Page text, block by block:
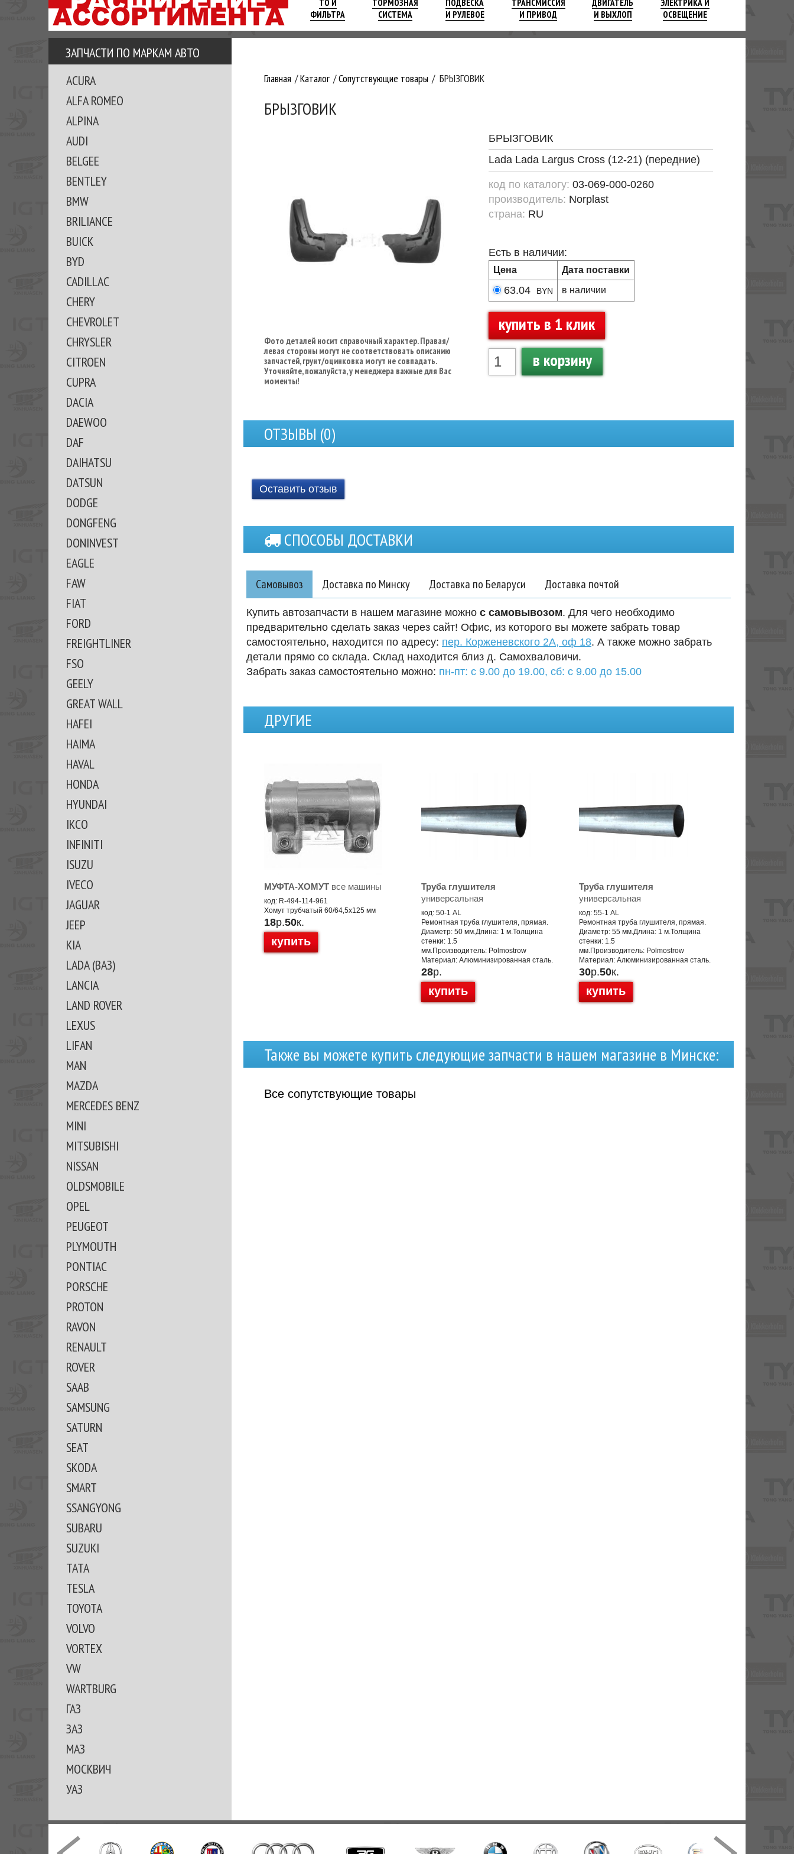
ТО И
ФИЛЬТРА
ТОРМОЗНАЯ
СИСТЕМА
ПОДВЕСКА
И РУЛЕВОЕ
ТРАНСМИССИЯ
И ПРИВОД
ДВИГАТЕЛЬ
И ВЫХЛОП
ЭЛЕКТРИКА И
ОСВЕЩЕНИЕ
ЗАПЧАСТИ ПО МАРКАМ АВТО
ACURA
ALFA ROMEO
ALPINA
AUDI
BELGEE
BENTLEY
BMW
BRILIANCE
BUICK
BYD
CADILLAC
CHERY
CHEVROLET
CHRYSLER
CITROEN
CUPRA
DACIA
DAEWOO
DAF
DAIHATSU
DATSUN
DODGE
DONGFENG
DONINVEST
EAGLE
FAW
FIAT
FORD
FREIGHTLINER
FSO
GEELY
GREAT WALL
HAFEI
HAIMA
HAVAL
HONDA
HYUNDAI
IKCO
INFINITI
ISUZU
IVECO
JAGUAR
JEEP
KIA
LADA (ВАЗ)
LANCIA
LAND ROVER
LEXUS
LIFAN
MAN
MAZDA
MERCEDES BENZ
MINI
MITSUBISHI
NISSAN
OLDSMOBILE
OPEL
PEUGEOT
PLYMOUTH
PONTIAC
PORSCHE
PROTON
RAVON
RENAULT
ROVER
SAAB
SAMSUNG
SATURN
SEAT
SKODA
SMART
SSANGYONG
SUBARU
SUZUKI
TATA
TESLA
TOYOTA
VOLVO
VORTEX
VW
WARTBURG
ГАЗ
ЗАЗ
МАЗ
МОСКВИЧ
УАЗ
Главная Каталог Сопутствующие товары БРЫЗГОВИК
БРЫЗГОВИК
Фото деталей носит справочный характер. Правая/
левая стороны могут не соответствовать описанию
запчастей, грунт/оцинковка могут не совпадать.
Уточняйте, пожалуйста, у менеджера важные для Вас
моменты!
БРЫЗГОВИК
Lada Lada Largus Cross (12-21) (передние)
код по каталогу: 03-069-000-0260
производитель: Norplast
страна: RU
Есть в наличии:
Цена Дата поставки
63.04 BYN в наличии
купить в 1 клик
в корзину
ОТЗЫВЫ (0)
Оставить отзыв
СПОСОБЫ ДОСТАВКИ
Самовывоз Доставка по Минску Доставка по Беларуси Доставка почтой
Купить автозапчасти в нашем магазине можно с самовывозом. Для чего необходимо
предварительно сделать заказ через сайт! Офис, из которого вы можете забрать товар
самостоятельно, находится по адресу: пер. Корженевского 2А, оф 18. А также можно забрать
детали прямо со склада. Склад находится близ д. Самохваловичи.
Забрать заказ самостоятельно можно: пн-пт: с 9.00 до 19.00, сб: с 9.00 до 15.00
ДРУГИЕ
МУФТА-ХОМУТ все машины
код: R-494-114-961
Хомут трубчатый 60/64,5x125 мм
18р.50к.
купить
Труба глушителя
универсальная
код: 50-1 AL
Ремонтная труба глушителя, прямая.
Диаметр: 50 мм.Длина: 1 м.Толщина
стенки: 1.5
мм.Производитель: Polmostrow
Материал: Алюминизированная сталь.
28р.
купить
Труба глушителя
универсальная
код: 55-1 AL
Ремонтная труба глушителя, прямая.
Диаметр: 55 мм.Длина: 1 м.Толщина
стенки: 1.5
мм.Производитель: Polmostrow
Материал: Алюминизированная сталь.
30р.50к.
купить
Также вы можете купить следующие запчасти в нашем магазине в Минске:
Все сопутствующие товары